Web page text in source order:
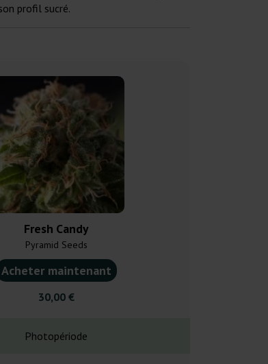
profil sucré.
Fresh Candy
Pyramid Seeds
Acheter maintenant
30,00 €
Photopériode